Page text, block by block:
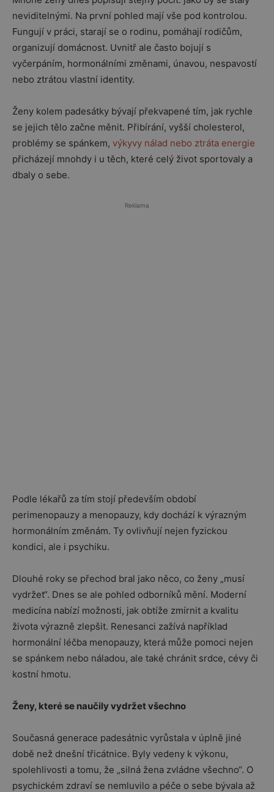
neviditelnými. Na první pohled mají vše pod kontrolou.
Fungují v práci, starají se o rodinu, pomáhají rodičům,
organizují domácnost. Uvnitř ale často bojují s
vyčerpáním, hormonálními změnami, únavou, nespavostí
nebo ztrátou vlastní identity.
Ženy kolem padesátky bývají překvapené tím, jak rychle
se jejich tělo začne měnit. Přibírání, vyšší cholesterol,
problémy se spánkem, výkyvy nálad nebo ztráta energie
přicházejí mnohdy i u těch, které celý život sportovaly a
dbaly o sebe.
Reklama
Podle lékařů za tím stojí především období
perimenopauzy a menopauzy, kdy dochází k výrazným
hormonálním změnám. Ty ovlivňují nejen fyzickou
kondici, ale i psychiku.
Dlouhé roky se přechod bral jako něco, co ženy „musí
vydržet“. Dnes se ale pohled odborníků mění. Moderní
medicína nabízí možnosti, jak obtíže zmírnit a kvalitu
života výrazně zlepšit. Renesanci zažívá například
hormonální léčba menopauzy, která může pomoci nejen
se spánkem nebo náladou, ale také chránit srdce, cévy či
kostní hmotu.
Ženy, které se naučily vydržet všechno
Současná generace padesátnic vyrůstala v úplně jiné
době než dnešní třicátnice. Byly vedeny k výkonu,
spolehlivosti a tomu, že „silná žena zvládne všechno“. O
psychickém zdraví se nemluvilo a péče o sebe bývala až